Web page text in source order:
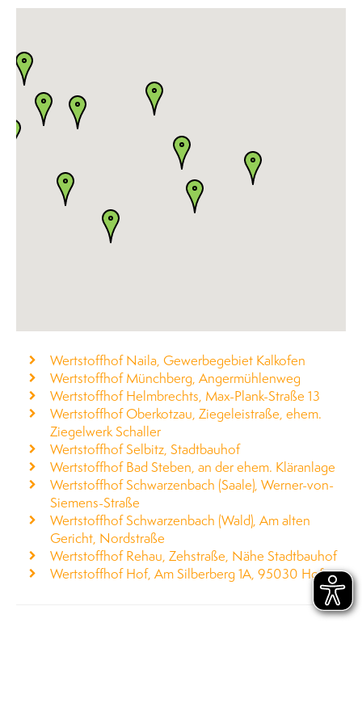
Wertstoffhof Naila, Gewerbegebiet Kalkofen
Wertstoffhof Münchberg, Angermühlenweg
Wertstoffhof Helmbrechts, Max-Plank-Straße 13
Wertstoffhof Oberkotzau, Ziegeleistraße, ehem.
Ziegelwerk Schaller
Wertstoffhof Selbitz, Stadtbauhof
Wertstoffhof Bad Steben, an der ehem. Kläranlage
Wertstoffhof Schwarzenbach (Saale), Werner-von-
Siemens-Straße
Wertstoffhof Schwarzenbach (Wald), Am alten
Gericht, Nordstraße
Wertstoffhof Rehau, Zehstraße, Nähe Stadtbauhof
Wertstoffhof Hof, Am Silberberg 1A, 95030 Hof